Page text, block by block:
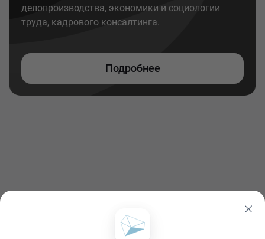
делопроизводства, экономики и социологии
труда, кадрового консалтинга.
Подробнее